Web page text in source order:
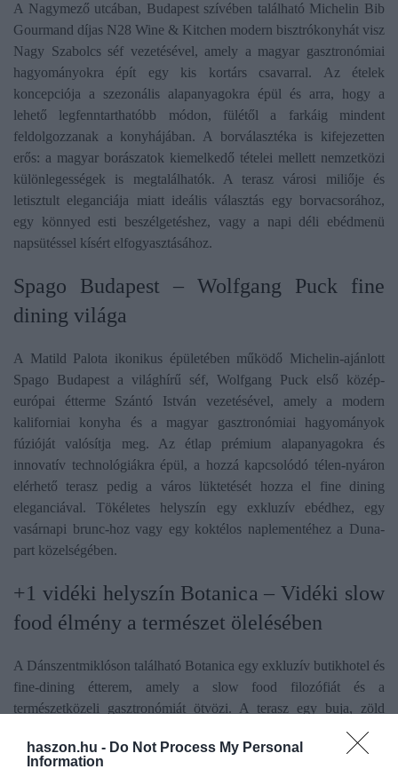
haszon.hu - Do Not Process My Personal
Information
A Nagymező utcában, Budapest szívében található Michelin Bib
Gourmand díjas N28 Wine & Kitchen modern bisztrókonyhát visz
Nagy Szabolcs séf vezetésével, amely a magyar gasztronómiai
hagyományokra épít egy kis kortárs csavarral. Az ételek
koncepciója a szezonális alapanyagokra épül és arra, hogy a
lehető legfenntarthatóbb módon, fülétől a farkáig mindent
feldolgozzanak a konyhájában. A borválasztéka is kifejezetten
erős: a magyar borászatok kiemelkedő tételei mellett nemzetközi
különlegességek is megtalálhatók. A terasz városi miliője és
letisztult eleganciája miatt ideális választás egy borvacsorához,
egy könnyed esti beszélgetéshez, vagy a napi déli ebédmenü
napsütéssel kísért elfogyasztásához.
Spago Budapest – Wolfgang Puck fine
dining világa
A Matild Palota ikonikus épületében működő Michelin-ajánlott
Spago Budapest a világhírű séf, Wolfgang Puck első közép-
európai étterme Szántó István vezetésével, amely a modern
kaliforniai konyha és a magyar gasztronómiai hagyományok
fúzióját valósítja meg. Az étlap prémium alapanyagokra és
innovatív technológiákra épül, a hozzá kapcsolódó télen-nyáron
elérhető terasz pedig a város lüktetését hozza el fine dining
eleganciával. Tökéletes helyszín egy exkluzív ebédhez, egy
vasárnapi brunc-hoz vagy egy koktélos naplementéhez a Duna-
part közelségében.
+1 vidéki helyszín Botanica – Vidéki slow
food élmény a természet ölelésében
A Dánszentmiklóson található Botanica egy exkluzív butikhotel és
fine-dining étterem, amely a slow food filozófiát és a
természetközeli gasztronómiát ötvözi. A terasz egy buja, zöld
kertben helyezkedik el, ahol a rusztikus elegancia és a nyugodt
atmoszféra találkozik a gondosan összeállított, szezonális fine-